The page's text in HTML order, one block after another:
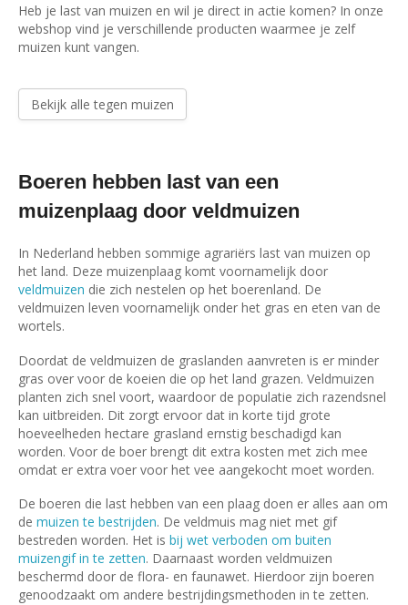
Heb je last van muizen en wil je direct in actie komen? In onze
webshop vind je verschillende producten waarmee je zelf
muizen kunt vangen.
Bekijk alle tegen muizen
Boeren hebben last van een
muizenplaag door veldmuizen
In Nederland hebben sommige agrariërs last van muizen op
het land. Deze muizenplaag komt voornamelijk door
veldmuizen die zich nestelen op het boerenland. De
veldmuizen leven voornamelijk onder het gras en eten van de
wortels.
Doordat de veldmuizen de graslanden aanvreten is er minder
gras over voor de koeien die op het land grazen. Veldmuizen
planten zich snel voort, waardoor de populatie zich razendsnel
kan uitbreiden. Dit zorgt ervoor dat in korte tijd grote
hoeveelheden hectare grasland ernstig beschadigd kan
worden. Voor de boer brengt dit extra kosten met zich mee
omdat er extra voer voor het vee aangekocht moet worden.
De boeren die last hebben van een plaag doen er alles aan om
de muizen te bestrijden. De veldmuis mag niet met gif
bestreden worden. Het is bij wet verboden om buiten
muizengif in te zetten. Daarnaast worden veldmuizen
beschermd door de flora- en faunawet. Hierdoor zijn boeren
genoodzaakt om andere bestrijdingsmethoden in te zetten.